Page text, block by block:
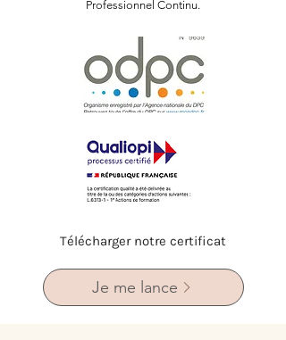
Professionnel Continu.
Télécharger notre certificat
Je me lance